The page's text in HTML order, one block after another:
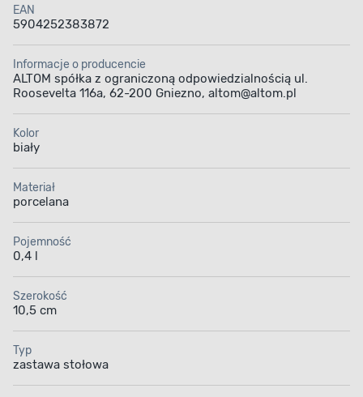
EAN
5904252383872
Informacje o producencie
ALTOM spółka z ograniczoną odpowiedzialnością ul.
Roosevelta 116a, 62-200 Gniezno, altom@altom.pl
Kolor
biały
Materiał
porcelana
Pojemność
0,4 l
Szerokość
10,5 cm
Typ
zastawa stołowa